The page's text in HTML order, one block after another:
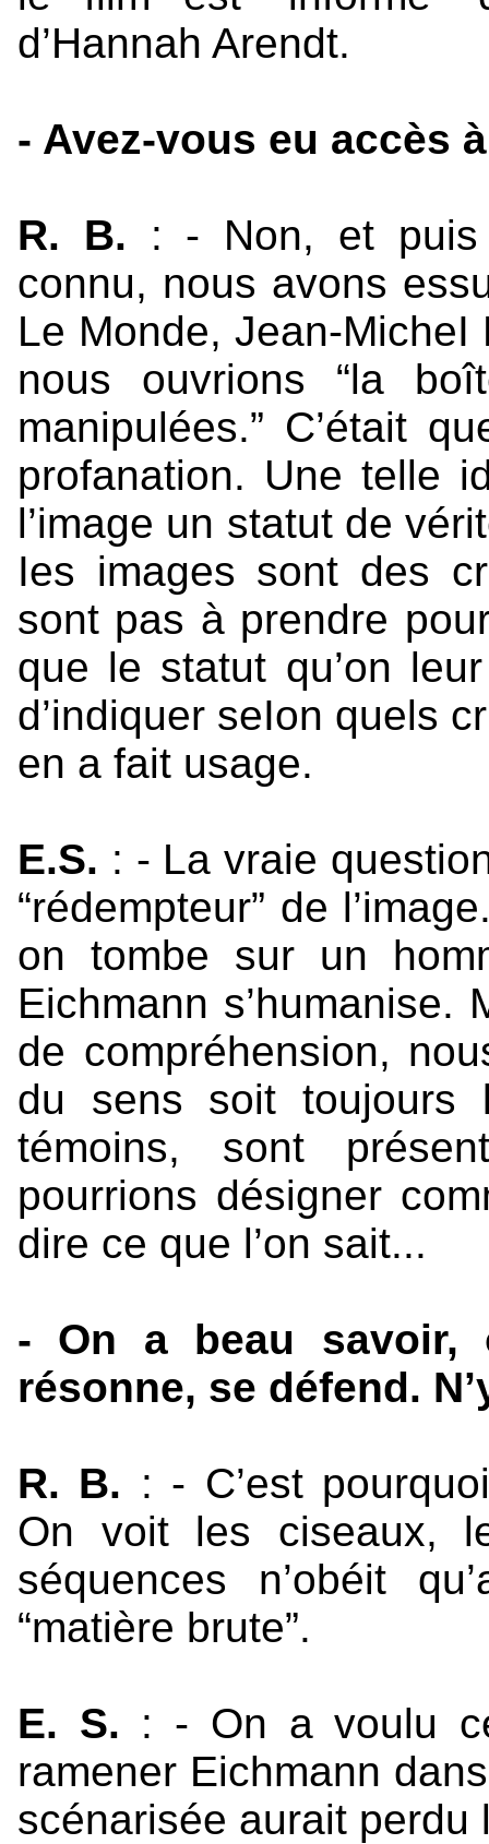
d’Hannah Arendt.
- Avez-vous eu accès
R. B. : - Non, et
connu, nous avons
Le Monde, Jean-
nous ouvrions “la
manipulées.” C’était
profanation. Une telle
l’image un statut de
Ies images sont des
sont pas à prendre
que le statut qu’on
d’indiquer seIon quels
en a fait usage.
E.S. : - La vraie
“rédempteur” de
on tombe sur un
Eichmann
de compréhension,
du sens soit
témoins, sont
pourrions désigner
dire ce que l’on sait...
- On a beau savoir,
résonne, se défend.
R. B. : - C’est
On voit les ciseaux,
séquences n’obéit
“matière brute”.
E. S. : - On a voulu
ramener Eichmann
scénarisée aurait perdu